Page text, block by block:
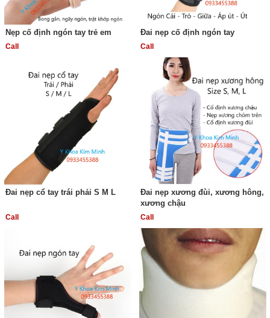
Nẹp cố định ngón tay trẻ em
Call
Đai nẹp cố định ngón tay
Call
Đai nẹp cổ tay trái phải S M L
Call
Đai nẹp xương đùi, xương hông,
xương chậu
Call